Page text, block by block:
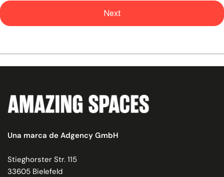
Next
Una marca de Adgency GmbH
Stieghorster Str. 115
33605 Bielefeld